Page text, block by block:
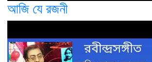
আজি যে রজনী